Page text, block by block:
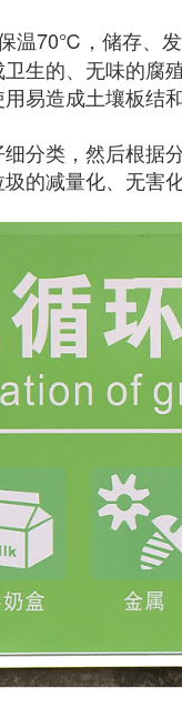
温70℃，储存、
生的、无味的腐
易造成土壤板结
分类，然后根
的减量化、无害化